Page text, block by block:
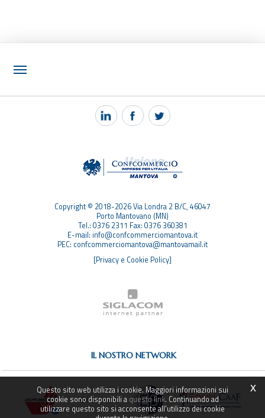
NOTIZIE
PEC MANTOVA MAIL
Copyright © 2018-2026 Via Londra 2 B/C, 46047
Porto Mantovano (MN)
Tel.: 0376 2311 Fax: 0376 360381
E-mail: info@confcommerciomantova.it
PEC: confcommerciomantova@mantovamail.it
[Privacy e Cookie Policy]
x
Questo sito web utilizza i cookie. Maggiori informazioni sui
cookie sono disponibili a questo link. Continuando ad
utilizzare questo sito si acconsente all'utilizzo dei cookie
IL NOSTRO NETWORK